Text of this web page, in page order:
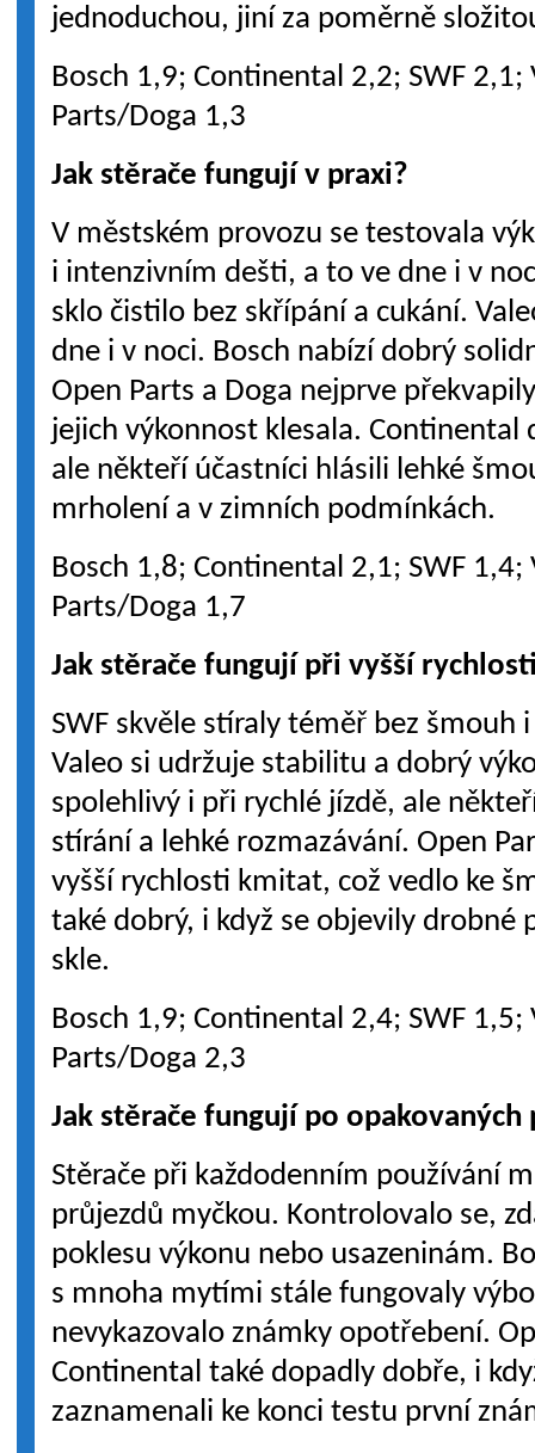
jednoduchou, jiní za poměrně
Bosch 1,9; Continental 2,2; SWF 2,1;
Parts/Doga 1,3
Jak stěrače fungují v praxi?
V městském provozu se testovala
i intenzivním dešti, a to ve dne i v
sklo čistilo bez skřípání a cukání.
dne i v noci. Bosch nabízí dobrý
Open Parts a Doga nejprve
jejich výkonnost klesala. Continental
ale někteří účastníci hlásili lehké
mrholení a v zimních podmínkách.
Bosch 1,8; Continental 2,1; SWF 1,4;
Parts/Doga 1,7
Jak stěrače fungují při vyšší
SWF skvěle stíraly téměř bez šmouh
Valeo si udržuje stabilitu a dobrý
spolehlivý i při rychlé jízdě, ale
stírání a lehké rozmazávání. Open
vyšší rychlosti kmitat, což vedlo ke
také dobrý, i když se objevily drobné
skle.
Bosch 1,9; Continental 2,4; SWF 1,5;
Parts/Doga 2,3
Jak stěrače fungují po
Stěrače při každodenním používání
průjezdů myčkou. Kontrolovalo se,
poklesu výkonu nebo usazeninám.
s mnoha mytími stále fungovaly
nevykazovalo známky opotřebení.
Continental také dopadly dobře, i
zaznamenali ke konci testu první